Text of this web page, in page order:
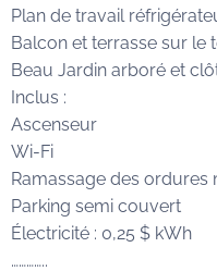
Plan de travail
Balcon et terrasse sur le
Beau Jardin arboré et
Inclus :
Ascenseur
Wi-Fi
Ramassage des ordures
Parking semi couvert
Électricité : 0,25 $ kWh
…………..